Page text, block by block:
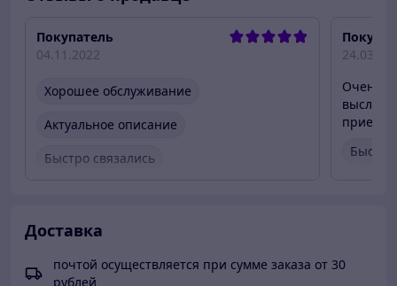
вешалка003.689.89
Покупатель
04.11.2022
Хорошее обслуживание
Актуальное описание
Быстро связались
Вежливый продавец
Товар был в наличии
Очень
Доставка
почтой осуществляется при сумме заказа от 30
рублей